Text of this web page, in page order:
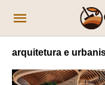
arquitetura e